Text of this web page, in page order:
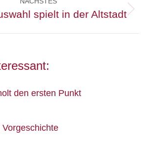
Nächster
spielt in der Altstadt
den ersten Punkt